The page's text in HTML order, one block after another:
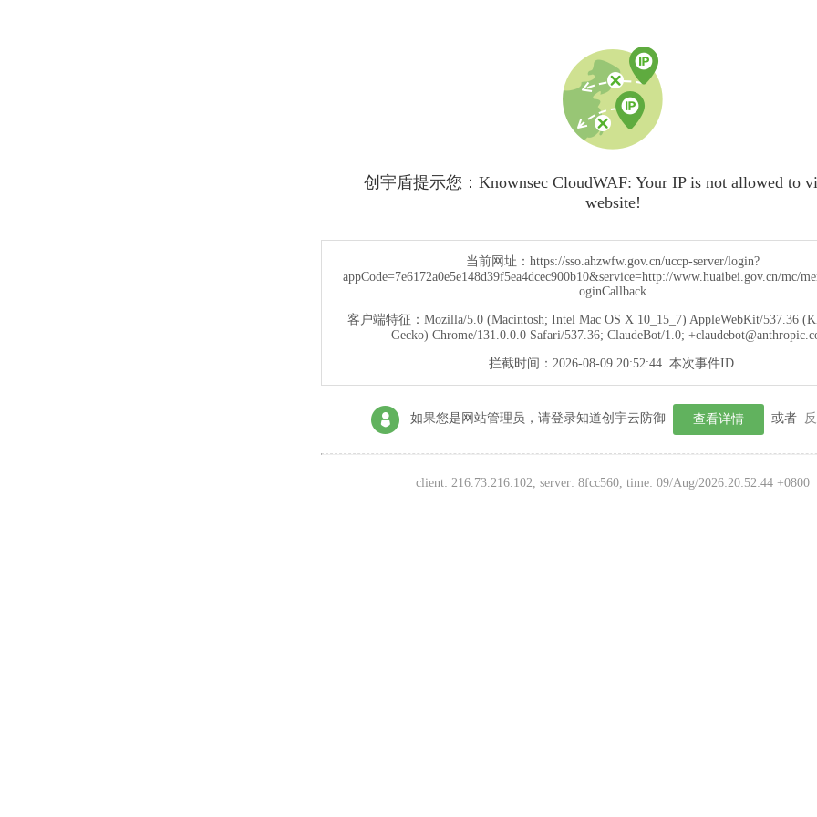
创宇盾提示您：Knownsec CloudWAF: Your IP is not allowed to
website!
当前网址： https://sso.ahzwfw.gov.cn/uccp-server/login?
appCode=7e6172a0e5e148d39f5ea4dcec900b10&service=http://www.huaibei.gov.cn/mc/
oginCallback
客户端特征： Mozilla/5.0 (Macintosh; Intel Mac OS X 10_15_7) AppleWebKit/537.36
Gecko) Chrome/131.0.0.0 Safari/537.36; ClaudeBot/1.0;
拦截时间： 2026-08-09 20:52:44本次事件ID
如果您是网站管理员，请登录知道创宇云防御 查看详情 或者
client: 216.73.216.102, server: 8fcc560, time: 09/Aug/2026:20:52:44 +0800